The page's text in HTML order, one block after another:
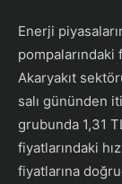
Enerji
Akaryakıt
salı gününden
grubunda 1,31
fiyatlarındaki
fiyatlarına